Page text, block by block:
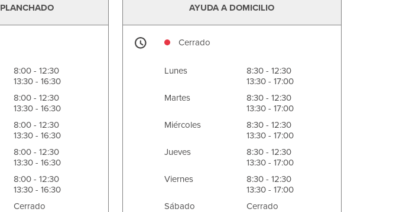
8:00 - 12:30
13:30 - 16:30
8:00 - 12:30
13:30 - 16:30
8:00 - 12:30
13:30 - 16:30
8:00 - 12:30
13:30 - 16:30
8:00 - 12:30
13:30 - 16:30
Cerrado
AYUDA A DOMICILIO
Cerrado
Lunes
8:30 - 12:30
13:30 - 17:00
Martes
8:30 - 12:30
13:30 - 17:00
Miércoles
8:30 - 12:30
13:30 - 17:00
Jueves
8:30 - 12:30
13:30 - 17:00
Viernes
8:30 - 12:30
13:30 - 17:00
Sábado
Cerrado